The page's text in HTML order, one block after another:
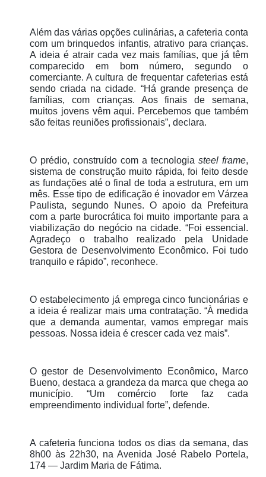
Além das várias opções culinárias, a cafeteria conta
com um brinquedos infantis, atrativo para crianças.
A ideia é atrair cada vez mais famílias, que já têm
comparecido em bom número, segundo o
comerciante. A cultura de frequentar cafeterias está
sendo criada na cidade. “Há grande presença de
famílias, com crianças. Aos finais de semana,
muitos jovens vêm aqui. Percebemos que também
são feitas reuniões profissionais”, declara.
O prédio, construído com a tecnologia steel frame,
sistema de construção muito rápida, foi feito desde
as fundações até o final de toda a estrutura, em um
mês. Esse tipo de edificação é inovador em Várzea
Paulista, segundo Nunes. O apoio da Prefeitura
com a parte burocrática foi muito importante para a
viabilização do negócio na cidade. “Foi essencial.
Agradeço o trabalho realizado pela Unidade
Gestora de Desenvolvimento Econômico. Foi tudo
tranquilo e rápido”, reconhece.
O estabelecimento já emprega cinco funcionárias e
a ideia é realizar mais uma contratação. “À medida
que a demanda aumentar, vamos empregar mais
pessoas. Nossa ideia é crescer cada vez mais”.
O gestor de Desenvolvimento Econômico, Marco
Bueno, destaca a grandeza da marca que chega ao
município. “Um comércio forte faz cada
empreendimento individual forte”, defende.
A cafeteria funciona todos os dias da semana, das
8h00 às 22h30, na Avenida José Rabelo Portela,
174 — Jardim Maria de Fátima.